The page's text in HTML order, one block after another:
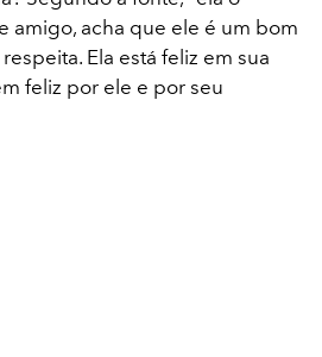
amigo, acha que ele é um bom
Ela está feliz em sua
feliz por ele e por seu